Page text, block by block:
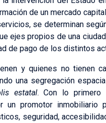
de un mercado
se determinan
ejes propios de una
de pago de los distintos
y quienes no tienen
una segregación
estatal. Con lo primero
promotor inmobiliario
seguridad,